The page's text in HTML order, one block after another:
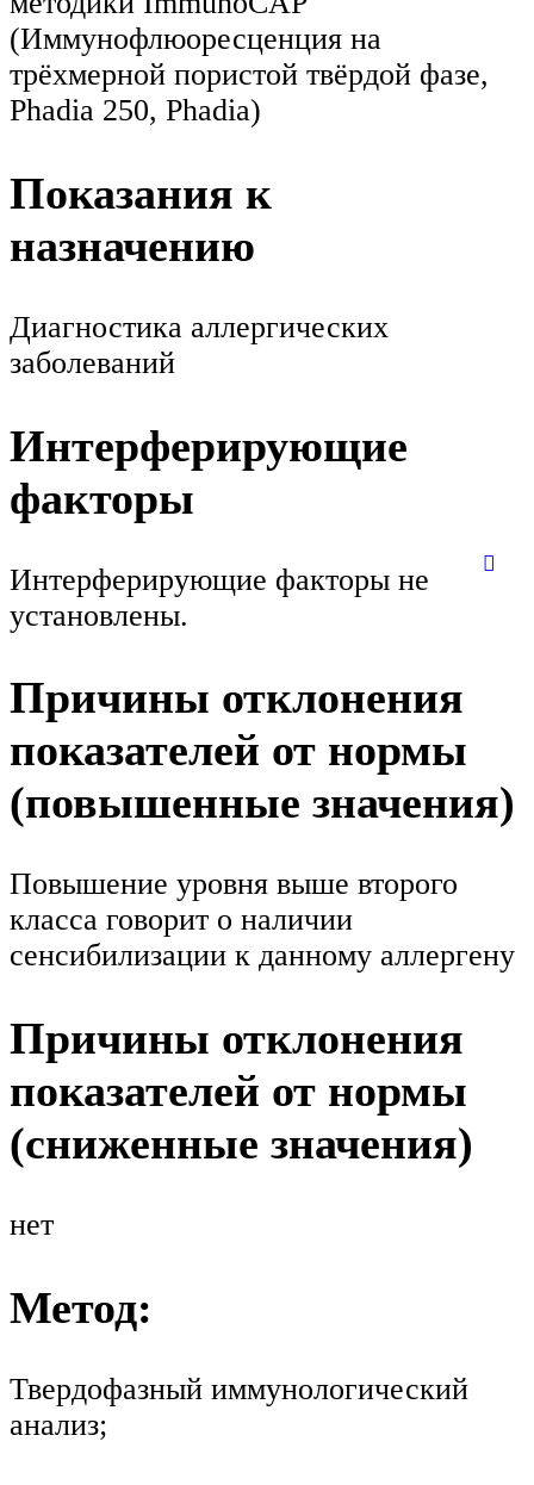
(Иммунофлюоресценция на
трёхмерной пористой твёрдой фазе,
Phadia 250, Phadia)
Показания к
назначению
Диагностика аллергических
заболеваний
Интерферирующие
факторы
Интерферирующие факторы не
установлены.
Причины отклонения
показателей от нормы
(повышенные значения)
Повышение уровня выше второго
класса говорит о наличии
сенсибилизации к данному аллергену
Причины отклонения
показателей от нормы
(сниженные значения)
нет
Метод:
Твердофазный иммунологический
анализ;